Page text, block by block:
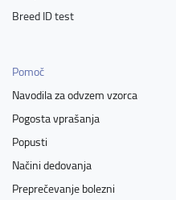
Breed ID test
Pomoč
Navodila za odvzem vzorca
Pogosta vprašanja
Popusti
Načini dedovanja
Preprečevanje bolezni